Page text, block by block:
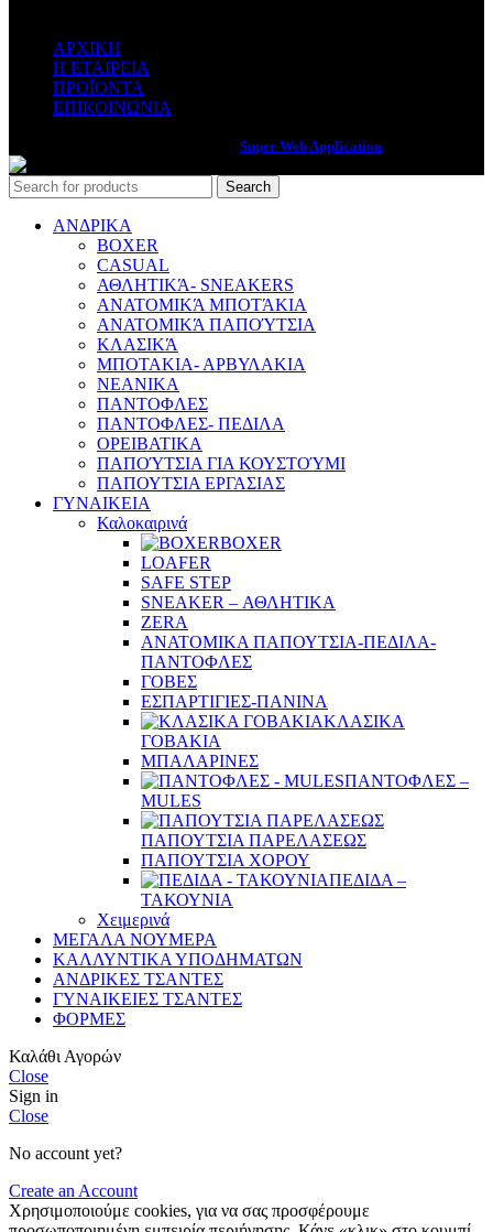
ΑΡΧΙΚΗ
Η ΕΤΑΙΡΕΙΑ
ΠΡΟΪΟΝΤΑ
ΕΠΙΚΟΙΝΩΝΙΑ
Super Web Application
Search
ΑΝΔΡΙΚΑ
BOXER
CASUAL
ΑΘΛΗΤΙΚΆ- SNEAKERS
ΑΝΑΤΟΜΙΚΆ ΜΠΟΤΆΚΙΑ
ΑΝΑΤΟΜΙΚΆ ΠΑΠΟΎΤΣΙΑ
ΚΛΑΣΙΚΆ
ΜΠΟΤΑΚΙΑ- ΑΡΒΥΛΑΚΙΑ
ΝΕΑΝΙΚΑ
ΠΑΝΤΟΦΛΕΣ
ΠΑΝΤΟΦΛΕΣ- ΠΕΔΙΛΑ
ΟΡΕΙΒΑΤΙΚΑ
ΠΑΠΟΎΤΣΙΑ ΓΙΑ ΚΟΥΣΤΟΎΜΙ
ΠΑΠΟΥΤΣΙΑ ΕΡΓΑΣΙΑΣ
ΓΥΝΑΙΚΕΙΑ
Καλοκαιρινά
BOXER
LOAFER
SAFE STEP
SNEAKER – ΑΘΛΗΤΙΚΑ
ZERA
ΑΝΑΤΟΜΙΚΑ ΠΑΠΟΥΤΣΙΑ-ΠΕΔΙΛΑ-
ΠΑΝΤΟΦΛΕΣ
ΓΟΒΕΣ
ΕΣΠΑΡΤΙΓΙΕΣ-ΠΑΝΙΝΑ
ΚΛΑΣΙΚΑ
ΓΟΒΑΚΙΑ
ΜΠΑΛΑΡΙΝΕΣ
ΠΑΝΤΟΦΛΕΣ –
MULES
ΠΑΠΟΥΤΣΙΑ ΠΑΡΕΛΑΣΕΩΣ
ΠΑΠΟΥΤΣΙΑ ΧΟΡΟΥ
ΠΕΔΙΔΑ –
ΤΑΚΟΥΝΙΑ
Χειμερινά
ΜΕΓΑΛΑ ΝΟΥΜΕΡΑ
ΚΑΛΛΥΝΤΙΚΑ ΥΠΟΔΗΜΑΤΩΝ
ΑΝΔΡΙΚΕΣ ΤΣΑΝΤΕΣ
ΓΥΝΑΙΚΕΙΕΣ ΤΣΑΝΤΕΣ
ΦΟΡΜΕΣ
Καλάθι Αγορών
Close
Sign in
Close
No account yet?
Create an Account
Χρησιμοποιούμε cookies, για να σας προσφέρουμε